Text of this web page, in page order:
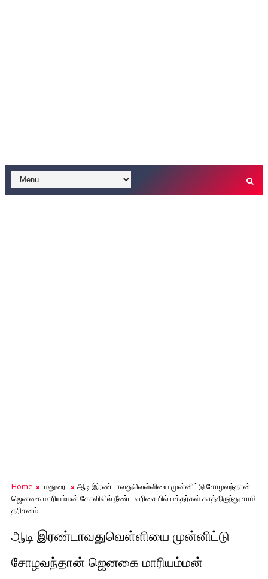
Home மதுரை
ஆடி இரண்டாவதுவெள்ளியை முன்னிட்டு சோழவந்தான்
ஜெனகை மாரியம்மன் கோவிலில் நீண்ட வரிசையில் பக்தர்கள் காத்திருந்து சாமி
தரிசனம்
ஆடி இரண்டாவதுவெள்ளியை முன்னிட்டு
சோழவந்தான் ஜெனகை மாரியம்மன்